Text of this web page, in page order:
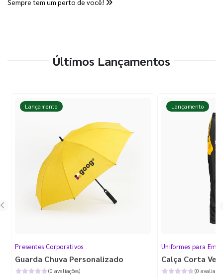
Sempre tem um perto de você!
Últimos Lançamentos
Lançamento
Presentes Corporativos
Guarda Chuva Personalizado
(0 avaliações)
Lançamento
Uniformes para
Calça Corta
(0